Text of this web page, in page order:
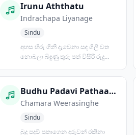
Irunu Aththatu
Indrachapa Liyanage
Sindu
අහස හිරු ගිනි දැවෙනා සඳ ගිලී වත
නොබලා බිඳුණු තුරු පත් විසිරී රුදු
Budhu Padavi Pathaagena
Chamara Weerasinghe
Sindu
බුදු පදවි පතාගෙන දරුවන් රකිනා